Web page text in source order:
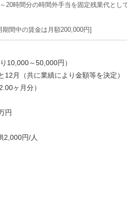
20時間分の時間外手当を固定残業代とし
間中の賃金は月額200,000円
10,000～50,000円）
12月（共に業績により金額等を決定）
2.00ヶ月分）
円
円/人